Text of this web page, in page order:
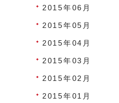
2015年06月
2015年05月
2015年04月
2015年03月
2015年02月
2015年01月